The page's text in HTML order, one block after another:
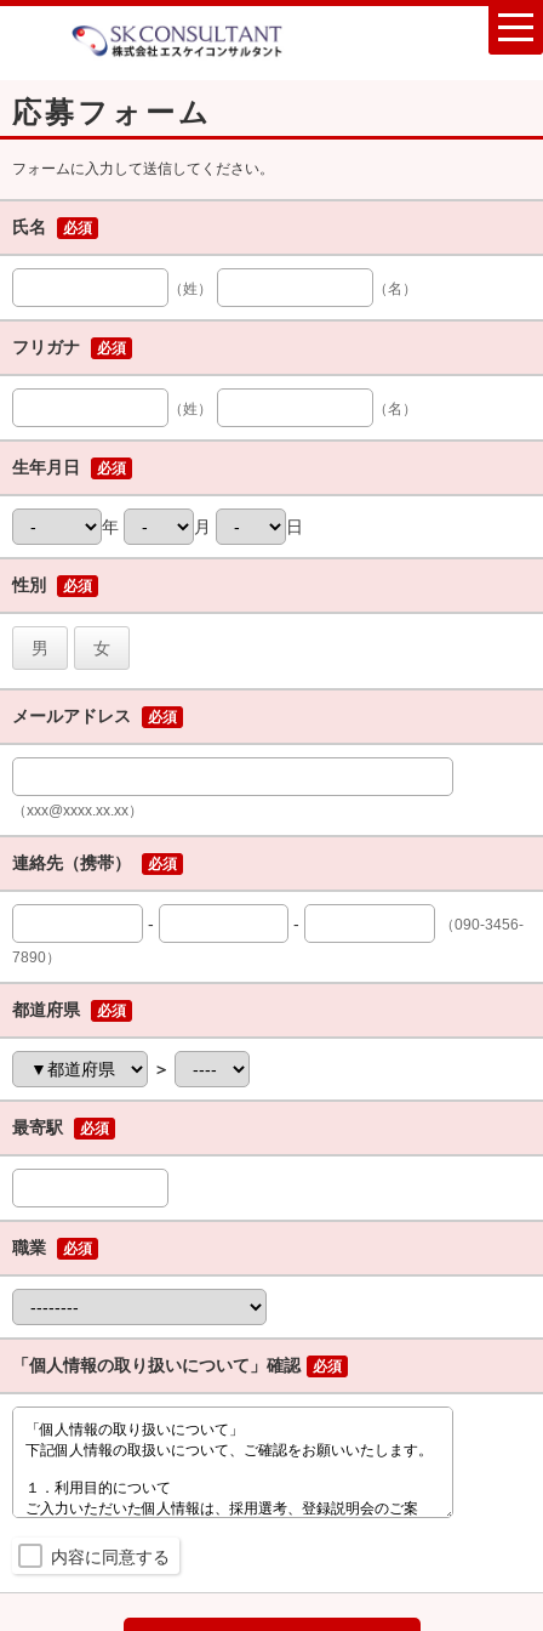
応募フォーム
フォームに入力して送信してください。
氏名 必須
（姓） （名）
フリガナ 必須
（姓） （名）
生年月日 必須
年 月 日
性別 必須
男 女
メールアドレス 必須
（xxx@xxxx.xx.xx）
連絡先（携帯） 必須
- -
（090-3456-
7890）
都道府県 必須
＞
最寄駅 必須
職業 必須
「個人情報の取り扱いについて」確認 必須
内容に同意する